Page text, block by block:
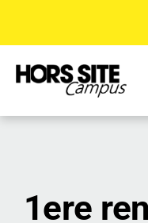
contenu
1ere